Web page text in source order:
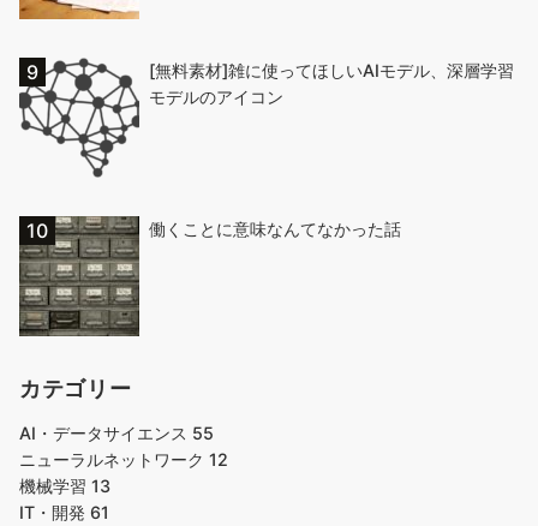
[無料素材]雑に使ってほしいAIモデル、深層学習
モデルのアイコン
働くことに意味なんてなかった話
カテゴリー
AI・データサイエンス 55
ニューラルネットワーク 12
機械学習 13
IT・開発 61